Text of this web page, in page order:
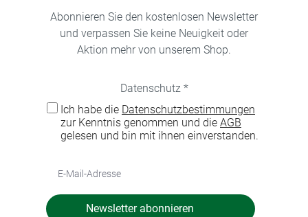
Abonnieren Sie den kostenlosen Newsletter
und verpassen Sie keine Neuigkeit oder
Aktion mehr von unserem Shop.
Datenschutz *
Ich habe die Datenschutzbestimmungen
zur Kenntnis genommen und die AGB
gelesen und bin mit ihnen einverstanden.
Newsletter abonnieren